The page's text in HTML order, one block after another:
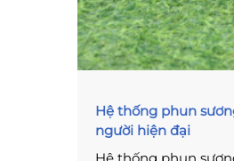
Hệ thống phun
người hiện đại